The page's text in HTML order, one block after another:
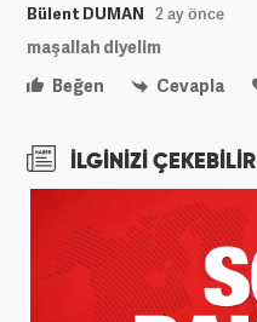
Bülent DUMAN 2 ay önce
maşallah diyelim
Beğen
Cevapla
İLGİNİZİ ÇEKEBİLİR